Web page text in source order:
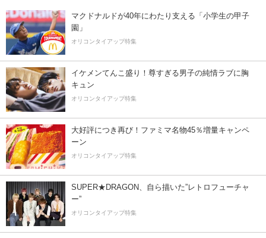
マクドナルドが40年にわたり支える「小学生の甲子
園」
オリコンタイアップ特集
イケメンてんこ盛り！尊すぎる男子の純情ラブに胸
キュン
オリコンタイアップ特集
大好評につき再び！ファミマ名物45％増量キャンペ
ーン
オリコンタイアップ特集
SUPER★DRAGON、自ら描いた”レトロフューチャ
ー”
オリコンタイアップ特集